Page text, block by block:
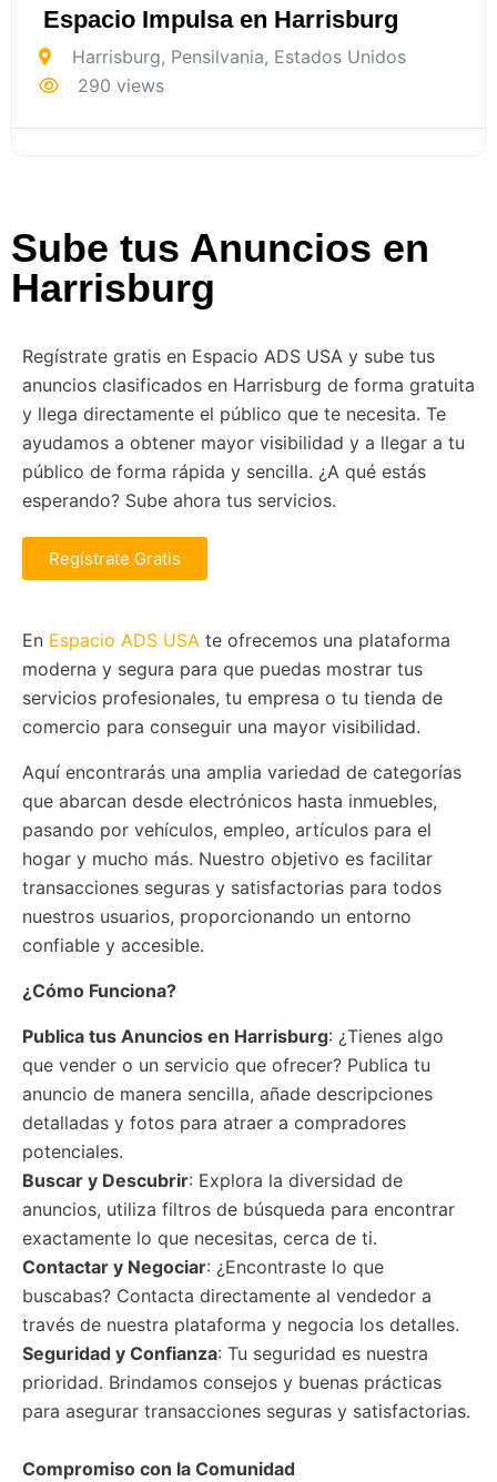
Espacio Impulsa en Harrisburg
Harrisburg, Pensilvania, Estados Unidos
290 views
Sube tus Anuncios en
Harrisburg
Regístrate gratis en Espacio ADS USA y sube tus
anuncios clasificados en Harrisburg de forma gratuita
y llega directamente el público que te necesita. Te
ayudamos a obtener mayor visibilidad y a llegar a tu
público de forma rápida y sencilla. ¿A qué estás
esperando? Sube ahora tus servicios.
Regístrate Gratis
En Espacio ADS USA te ofrecemos una plataforma
moderna y segura para que puedas mostrar tus
servicios profesionales, tu empresa o tu tienda de
comercio para conseguir una mayor visibilidad.
Aquí encontrarás una amplia variedad de categorías
que abarcan desde electrónicos hasta inmuebles,
pasando por vehículos, empleo, artículos para el
hogar y mucho más. Nuestro objetivo es facilitar
transacciones seguras y satisfactorias para todos
nuestros usuarios, proporcionando un entorno
confiable y accesible.
¿Cómo Funciona?
Publica tus Anuncios en Harrisburg: ¿Tienes algo
que vender o un servicio que ofrecer? Publica tu
anuncio de manera sencilla, añade descripciones
detalladas y fotos para atraer a compradores
potenciales.
Buscar y Descubrir: Explora la diversidad de
anuncios, utiliza filtros de búsqueda para encontrar
exactamente lo que necesitas, cerca de ti.
Contactar y Negociar: ¿Encontraste lo que
buscabas? Contacta directamente al vendedor a
través de nuestra plataforma y negocia los detalles.
Seguridad y Confianza: Tu seguridad es nuestra
prioridad. Brindamos consejos y buenas prácticas
para asegurar transacciones seguras y satisfactorias.
Compromiso con la Comunidad